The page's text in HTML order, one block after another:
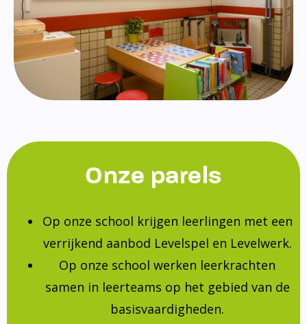
Onze parels
Op onze school krijgen leerlingen met een
verrijkend aanbod Levelspel en Levelwerk.
Op onze school werken leerkrachten
samen in leerteams op het gebied van de
basisvaardigheden.